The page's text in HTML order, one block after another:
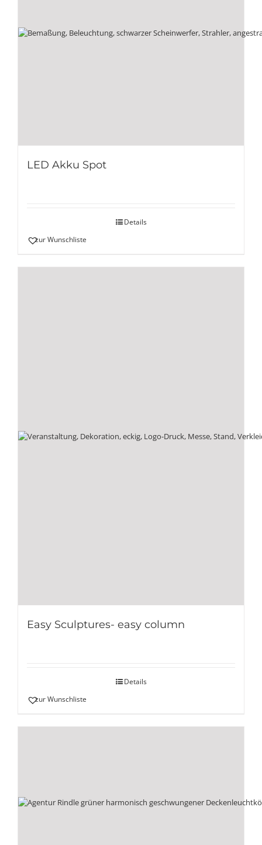
LED Akku Spot
Details
zur Wunschliste
Easy Sculptures- easy column
Details
zur Wunschliste